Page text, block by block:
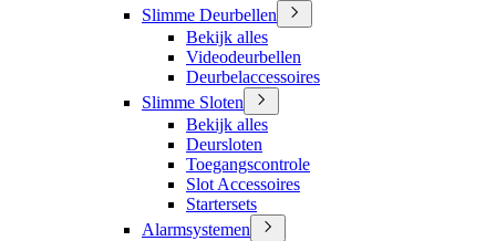
Slimme Deurbellen
Bekijk alles
Videodeurbellen
Deurbelaccessoires
Slimme Sloten
Bekijk alles
Deursloten
Toegangscontrole
Slot Accessoires
Startersets
Alarmsystemen